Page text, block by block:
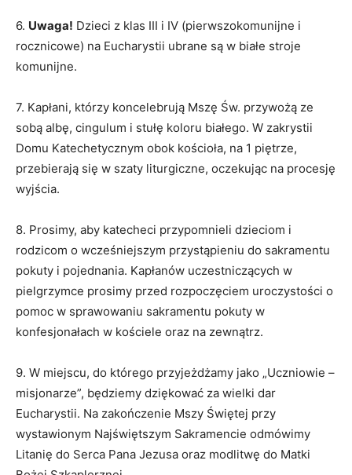
6. Uwaga! Dzieci z klas III i IV (pierwszokomunijne i
rocznicowe) na Eucharystii ubrane są w białe stroje
komunijne.
7. Kapłani, którzy koncelebrują Mszę Św. przywożą ze
sobą albę, cingulum i stułę koloru białego. W zakrystii
Domu Katechetycznym obok kościoła, na 1 piętrze,
przebierają się w szaty liturgiczne, oczekując na procesję
wyjścia.
8. Prosimy, aby katecheci przypomnieli dzieciom i
rodzicom o wcześniejszym przystąpieniu do sakramentu
pokuty i pojednania. Kapłanów uczestniczących w
pielgrzymce prosimy przed rozpoczęciem uroczystości o
pomoc w sprawowaniu sakramentu pokuty w
konfesjonałach w kościele oraz na zewnątrz.
9. W miejscu, do którego przyjeżdżamy jako „Uczniowie –
misjonarze”, będziemy dziękować za wielki dar
Eucharystii. Na zakończenie Mszy Świętej przy
wystawionym Najświętszym Sakramencie odmówimy
Litanię do Serca Pana Jezusa oraz modlitwę do Matki